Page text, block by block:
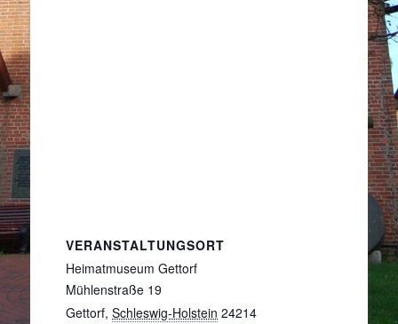
VERANSTALTUNGSORT
Heimatmuseum Gettorf
Mühlenstraße 19
Gettorf, Schleswig-Holstein 24214